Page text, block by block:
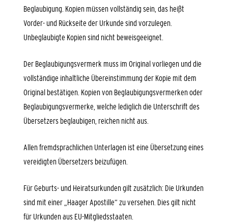
Beglaubigung. Kopien müssen vollständig sein, das heißt
Vorder- und Rückseite der Urkunde sind vorzulegen.
Unbeglaubigte Kopien sind nicht beweisgeeignet.
Der Beglaubigungsvermerk muss im Original vorliegen und die
vollständige inhaltliche Übereinstimmung der Kopie mit dem
Original bestätigen. Kopien von Beglaubigungsvermerken oder
Beglaubigungsvermerke, welche lediglich die Unterschrift des
Übersetzers beglaubigen, reichen nicht aus.
Allen fremdsprachlichen Unterlagen ist eine Übersetzung eines
vereidigten Übersetzers beizufügen.
Für Geburts- und Heiratsurkunden gilt zusätzlich: Die Urkunden
sind mit einer „Haager Apostille“ zu versehen. Dies gilt nicht
für Urkunden aus EU-Mitgliedsstaaten.